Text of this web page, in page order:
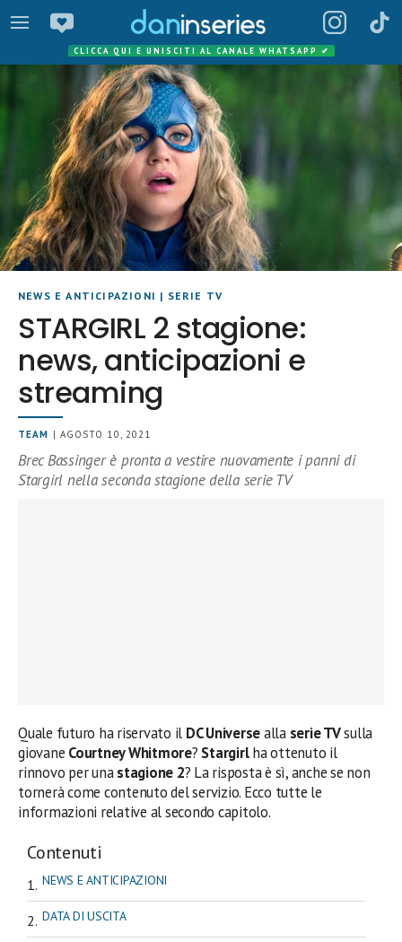
CLICCA QUI E UNISCITI AL CANALE WHATSAPP ✔
NEWS E ANTICIPAZIONI | SERIE TV
STARGIRL 2 stagione:
news, anticipazioni e
streaming
TEAM | AGOSTO 10, 2021
Brec Bassinger è pronta a vestire nuovamente i panni di
Stargirl nella seconda stagione della serie TV
Quale futuro ha riservato il DC Universealla serie TVsulla
giovane Courtney Whitmore? Stargirlha ottenuto il
rinnovo per unastagione 2? La risposta è sì, anche se non
tornerà come contenuto del servizio. Ecco tutte le
informazioni relative al secondo capitolo.
Contenuti
NEWS E ANTICIPAZIONI
DATA DI USCITA